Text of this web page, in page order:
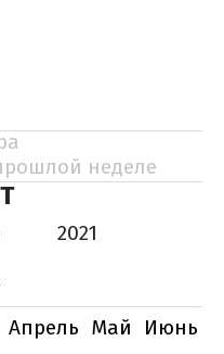
неделе
2021
Апрель Май
Июнь